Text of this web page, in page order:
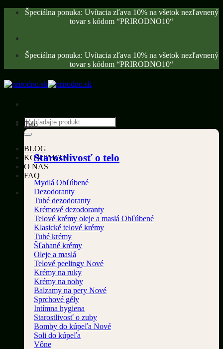
Skip
Špeciálna ponuka: Uvítacia zľava 10% na všetok nezľavnený
tovar s kódom “PRIRODNO10“
Špeciálna ponuka: Uvítacia zľava 10% na všetok nezľavnený
tovar s kódom “PRIRODNO10“
Hľadať:
BLOG
KONTAKTY
O NÁS
FAQ
Telo
Starostlivosť o telo
Mydlá
Dezodoranty
Tuhé dezodoranty
Krémové dezodoranty
Telové krémy oleje a maslá
Klasické telové krémy
Tuhé krémy
Šľahané krémy
Oleje a maslá
Telové peelingy
Krémy na ruky
Krémy na nohy
Balzamy na pery
Sprchové gély
Intímna hygiena
Starostlivosť o zuby
Bomby do kúpeľa
Soli do kúpeľa
Vône